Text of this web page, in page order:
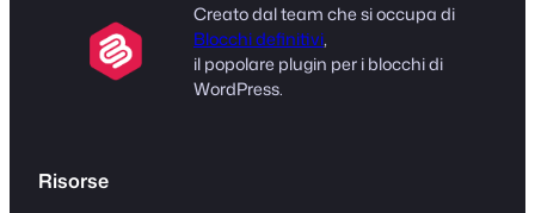
Creato dal team che si occupa di
Blocchi definitivi,
il popolare plugin per i blocchi di
WordPress.
Risorse